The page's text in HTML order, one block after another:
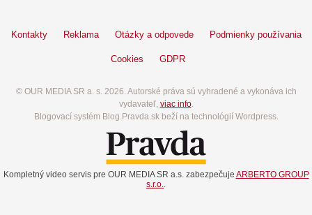
Kontakty Reklama Otázky a odpovede Podmienky používania
Cookies GDPR
© OUR MEDIA SR a. s. 2026. Autorské práva sú vyhradené a vykonáva ich
vydavateľ, viac info.
Blogovací systém Blog.Pravda.sk beží na technológií Wordpress.
Kompletný video servis pre OUR MEDIA SR a.s. zabezpečuje ARBERTO GROUP
s.r.o.